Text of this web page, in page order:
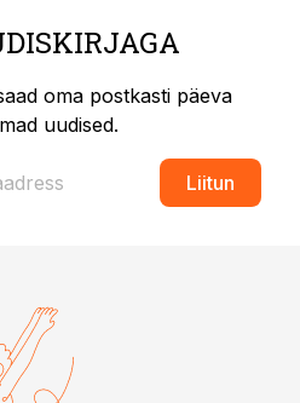
oma postkasti päeva
uudised.
Liitun